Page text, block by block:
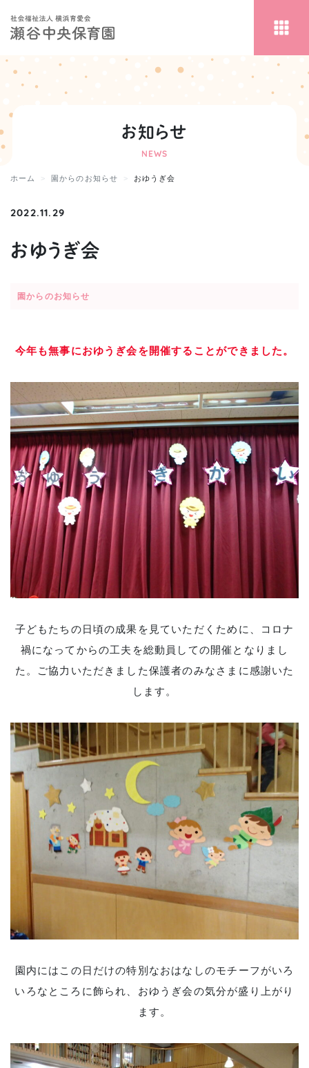
お知らせ
NEWS
ホーム 園からのお知らせ おゆうぎ会
2022.11.29
おゆうぎ会
園からのお知らせ
今年も無事におゆうぎ会を開催することができました。
子どもたちの日頃の成果を見ていただくために、コロナ
禍になってからの工夫を総動員しての開催となりまし
た。ご協力いただきました保護者のみなさまに感謝いた
します。
園内にはこの日だけの特別なおはなしのモチーフがいろ
いろなところに飾られ、おゆうぎ会の気分が盛り上がり
ます。